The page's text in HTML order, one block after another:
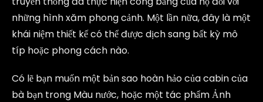
những hình xăm phong cảnh. Một lần nữa, đây là một
khái niệm thiết kế có thể được dịch sang bất kỳ mô
típ hoặc phong cách nào.
Có lẽ bạn muốn một bản sao hoàn hảo của cabin của
bà bạn trong Màu nước, hoặc một tác phẩm Ảnh